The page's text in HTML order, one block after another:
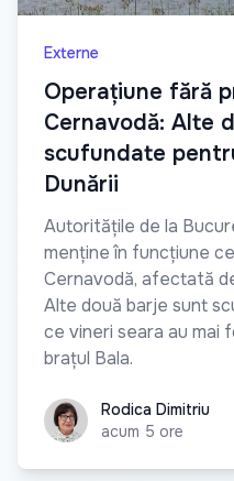
Externe
Operațiune fără
Cernavodă: Alte
scufundate
Dunării
Autoritățile de la
menține în funcțiune
Cernavodă, afectată
Alte două barje sunt
ce vineri seara au mai
brațul Bala.
Rodica Dimitriu
Rodica Dimitriu
acum 5 ore